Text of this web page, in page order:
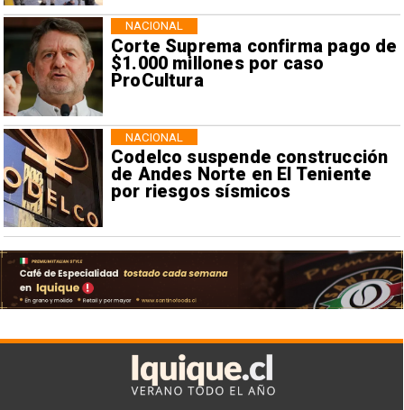
Corte Suprema confirma pago de
$1.000 millones por caso
ProCultura
NACIONAL
Codelco suspende construcción
de Andes Norte en El Teniente
por riesgos sísmicos
NACIONAL